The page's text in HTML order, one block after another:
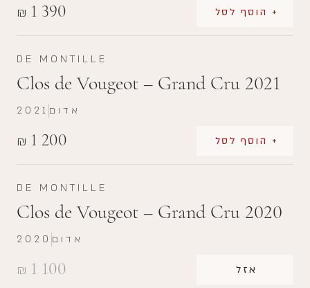
₪ 1 390 + הוסף לסל
DE MONTILLE
Clos de Vougeot – Grand Cru 2021
₪ 1 200 + הוסף לסל
2021 אדום
DE MONTILLE
Clos de Vougeot – Grand Cru 2020
₪ 1 100 אזל
2020 אדום